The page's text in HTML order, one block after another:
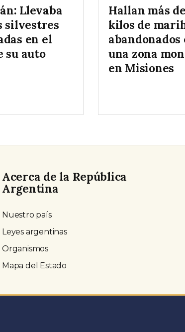
Llevaba
silvestres
en el
su auto
Hallan más
kilos de
abandonados
una zona
en Misiones
Acerca de la República
Argentina
Nuestro país
Leyes argentinas
Organismos
Mapa del Estado